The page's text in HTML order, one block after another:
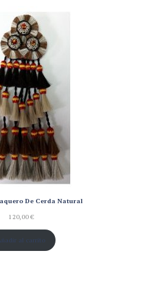
De Cerda Natural
120,00€
al carrito